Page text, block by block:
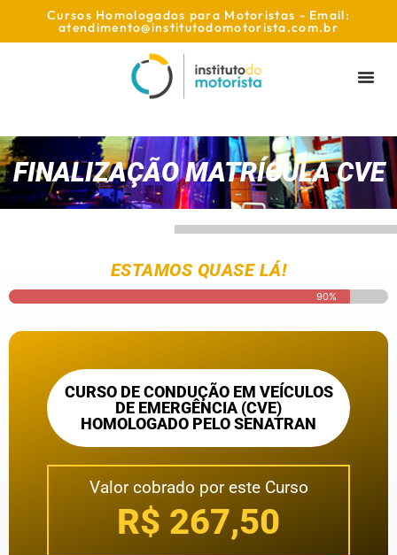
Cursos Homologados para Motoristas - Email:
atendimento@institutodomotorista.com.br
FINALIZAÇÃO MATRÍCULA CVE
ESTAMOS QUASE LÁ!
90%
CURSO DE CONDUÇÃO EM VEÍCULOS
DE EMERGÊNCIA (CVE)
HOMOLOGADO PELO SENATRAN
Valor cobrado por este Curso
R$ 267,50